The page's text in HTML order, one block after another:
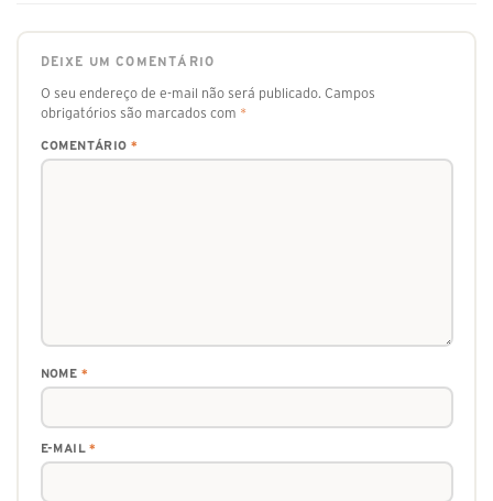
DEIXE UM COMENTÁRIO
O seu endereço de e-mail não será publicado. Campos
obrigatórios são marcados com *
COMENTÁRIO *
NOME *
E-MAIL*